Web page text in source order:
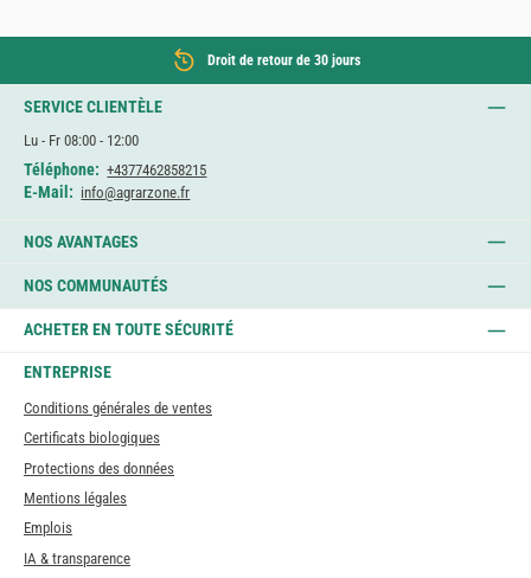
Droit de retour de 30 jours
SERVICE CLIENTÈLE
Lu - Fr 08:00 - 12:00
Téléphone: +4377462858215
E-Mail: info@agrarzone.fr
NOS AVANTAGES
NOS COMMUNAUTÉS
ACHETER EN TOUTE SÉCURITÉ
ENTREPRISE
Conditions générales de ventes
Certificats biologiques
Protections des données
Mentions légales
Emplois
IA & transparence